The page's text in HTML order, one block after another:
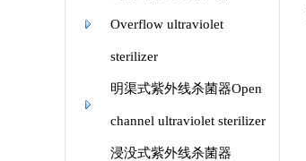
Overflow ultraviolet
sterilizer
明渠式紫外线杀菌器Open
channel ultraviolet sterilizer
浸没式紫外线杀菌器